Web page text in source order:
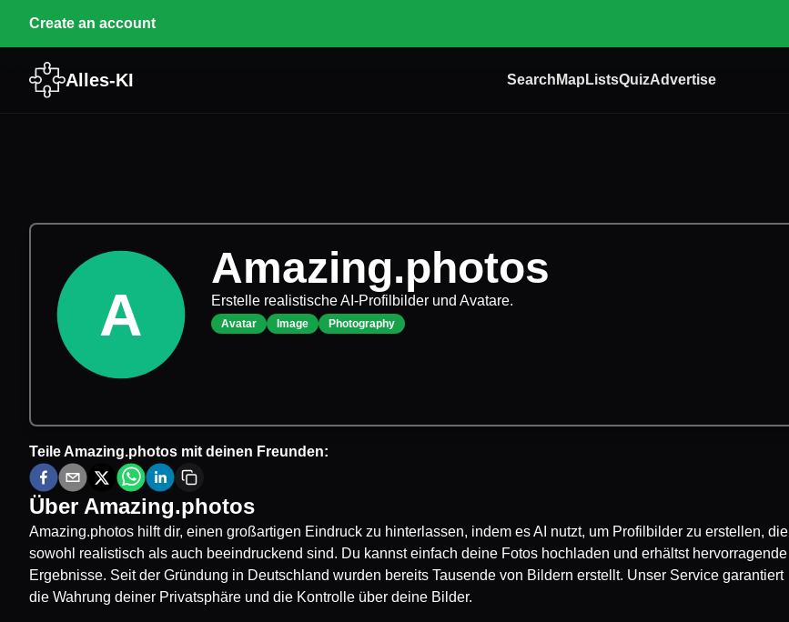
Create an account
Alles-KI Search Map ListsQuizAdvertise
A
Amazing.photos
Erstelle realistische AI-Profilbilder und Avatare.
Avatar Image Photography
TeileAmazing.photos mit deinen Freunden:
Über Amazing.photos
Amazing.photos hilft dir, einen großartigen Eindruck zu hinterlassen, indem es AI nutzt, um Profilbilder zu erstellen, die
sowohl realistisch als auch beeindruckend sind. Du kannst einfach deine Fotos hochladen und erhältst hervorragende
Ergebnisse. Seit der Gründung in Deutschland wurden bereits Tausende von Bildern erstellt. Unser Service garantiert
die Wahrung deiner Privatsphäre und die Kontrolle über deine Bilder.